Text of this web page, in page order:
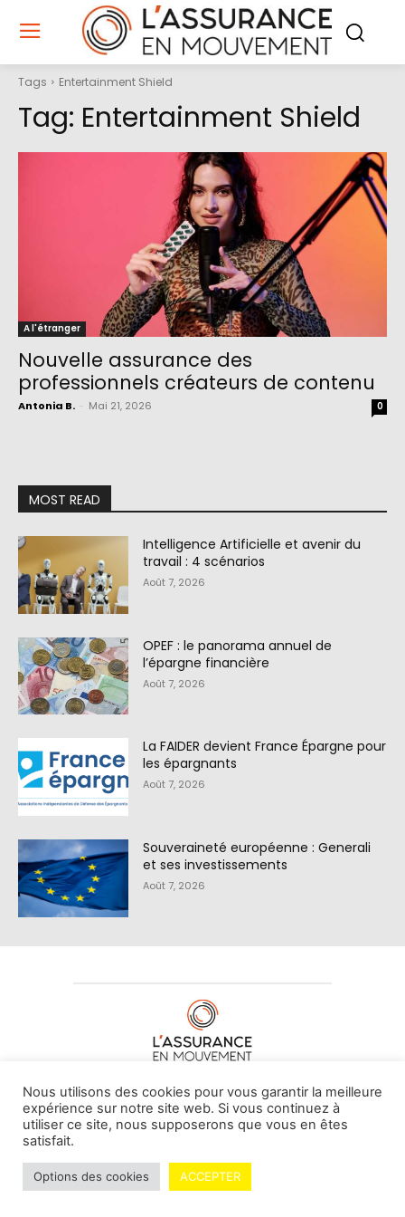
Tags Entertainment Shield
Tag: Entertainment Shield
A l'étranger
Nouvelle assurance des
professionnels créateurs de contenu
Antonia B. Mai 21, 2026 0
MOST READ
Intelligence Artificielle et avenir du
travail : 4 scénarios
Août 7, 2026
OPEF : le panorama annuel de
l’épargne financière
Août 7, 2026
La FAIDER devient France Épargne pour
les épargnants
Août 7, 2026
Souveraineté européenne : Generali
et ses investissements
Août 7, 2026
À PROPOS DE NOUS•CONTACT
© L'assurance en mouvement -By Vovoxx Média
Mentions légales Contributeurs
Nous utilisons des cookies pour vous garantir la meilleure
expérience sur notre site web. Si vous continuez à
utiliser ce site, nous supposerons que vous en êtes
satisfait.
Options des cookies ACCEPTER